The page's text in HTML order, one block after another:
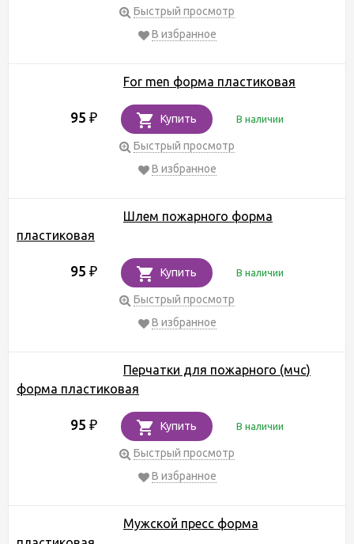
Быстрый просмотр
В избранное
For men форма пластиковая
95 ₽ Купить В наличии
Быстрый просмотр
В избранное
Шлем пожарного форма
пластиковая
95 ₽ Купить В наличии
Быстрый просмотр
В избранное
Перчатки для пожарного (мчс)
форма пластиковая
95 ₽ Купить В наличии
Быстрый просмотр
В избранное
Мужской пресс форма